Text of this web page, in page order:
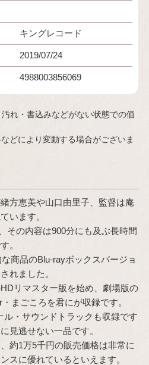
キングレコード
2019/07/24
4988003856069
れ・書込みなどがない状態での価
どにより変動する場合がございま
方恵美や山口由里子、監督は庵
います。
その内容は900分にも及ぶ長時間
。
商品のBlu-rayボックスバージョ
れました。
リマスター版を始め、劇場版の
まごころを君にが収録です。
ル・サウンドトラックも収録です
見逃せない一品です。
約1万5千円の販売価格は非常に
スに優れているといえます。